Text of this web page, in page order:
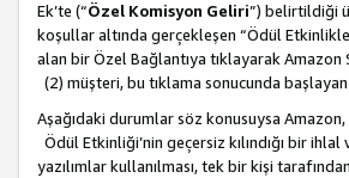
Ek’te (“Özel Komisyon Geliri”) belirtildiği
koşullar altında gerçekleşen “Ödül
alan bir Özel Bağlantıya tıklayarak
(2) müşteri, bu tıklama sonucunda
Aşağıdaki durumlar söz konusuysa
Ödül Etkinliği’nin geçersiz kılındığı bir
yazılımlar kullanılması, tek bir kişi